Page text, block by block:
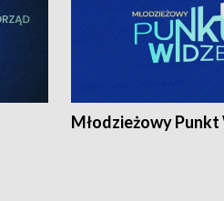
Młodzieżowy Punkt